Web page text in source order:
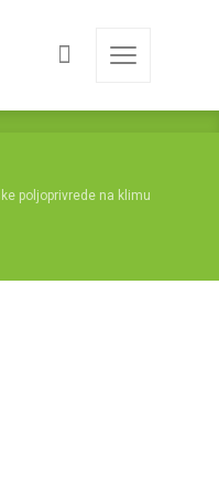
poljoprivrede na klimu